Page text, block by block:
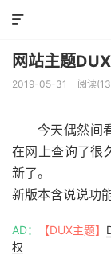

网站主题
2019-05-31 阅读(
今天偶然间
在网上查询了很
新了。
新版本含说说功能
AD： 【DUX主题】
权